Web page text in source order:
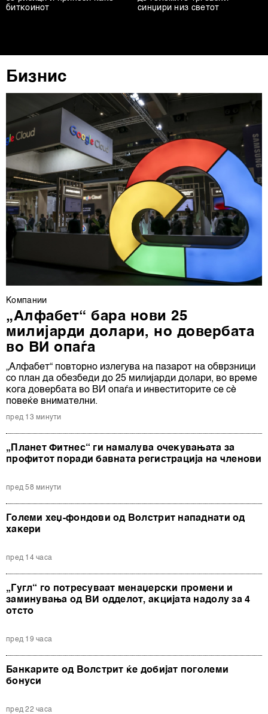
други слични технологии воПолитиката на
биткоинот
синџири низ светот
Бизнис
Компании
„Алфабет“ бара нови 25
милијарди долари, но довербата
во ВИ опаѓа
„Алфабет“ повторно излегува на пазарот на обврзници
со план да обезбеди до 25 милијарди долари, во време
кога довербата во ВИ опаѓа и инвеститорите се сè
повеќе внимателни.
пред 13 минути
„Планет Фитнес“ ги намалува очекувањата за
профитот поради бавната регистрација на членови
пред 58 минути
Големи хеџ-фондови од Волстрит нападнати од
хакери
пред 14 часа
„Гугл“ го потресуваат менаџерски промени и
заминувања од ВИ одделот, акцијата надолу за 4
отсто
пред 19 часа
Банкарите од Волстрит ќе добијат поголеми
бонуси
пред 22 часа